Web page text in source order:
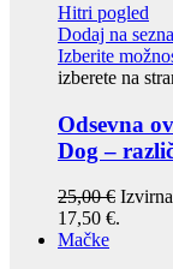
Hitri pogled
Dodaj na
Izberite
izberete na
Odsevna
Dog –
25,00€
17,50 €.
Mačke